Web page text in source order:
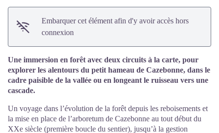
Embarquer cet élément afin d'y avoir accès hors
connexion
Une immersion en forêt avec deux circuits à la carte, pour
explorer les alentours du petit hameau de Cazebonne, dans le
cadre paisible de la vallée ou en longeant le ruisseau vers une
cascade.
Un voyage dans l’évolution de la forêt depuis les reboisements et
la mise en place de l’arboretum de Cazebonne au tout début du
XXe siècle (première boucle du sentier), jusqu’à la gestion